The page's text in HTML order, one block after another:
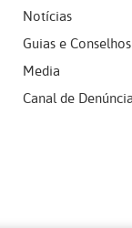
Notícias
Guias e Conselhos
Media
Canal de